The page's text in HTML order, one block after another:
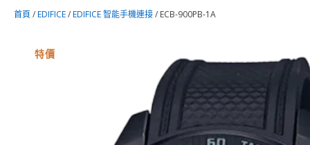
首頁 /EDIFICE/EDIFICE 智能手機連接/ ECB-900PB-1A
特價